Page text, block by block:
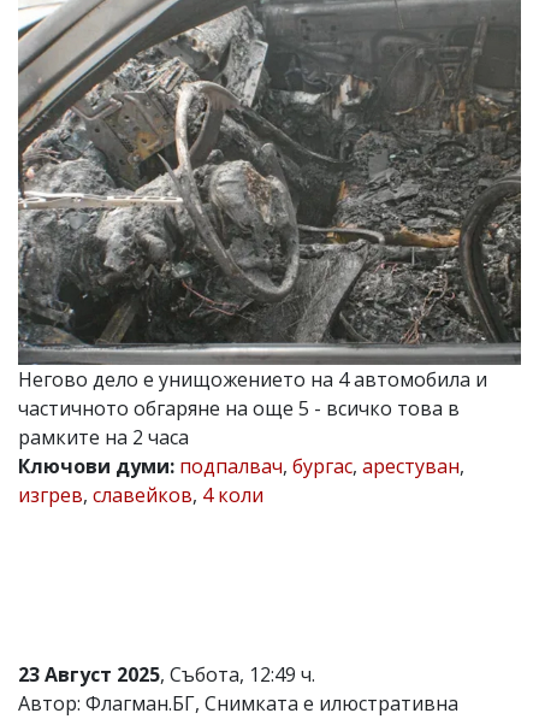
БИЗНЕС
ЮГ
Управители:
Веселин
Василев,
email:
v.vasilev@flagman.bg
Катя
Касабова,
еmail:k.kassabova@flagman.bg
Главен
редактор:
Иван
Колев,
email:
office@flagman.bg
Коментарите
под
не
носи
отговорност
Негово дело е унищожението на 4 автомобила и
частичното обгаряне на още 5 - всичко това в
рамките на 2 часа
Ключови думи: подпалвач, бургас, арестуван,
изгрев, славейков, 4 коли
23 Август 2025, Събота, 12:49 ч.
Автор: Флагман.БГ, Снимката е илюстративна